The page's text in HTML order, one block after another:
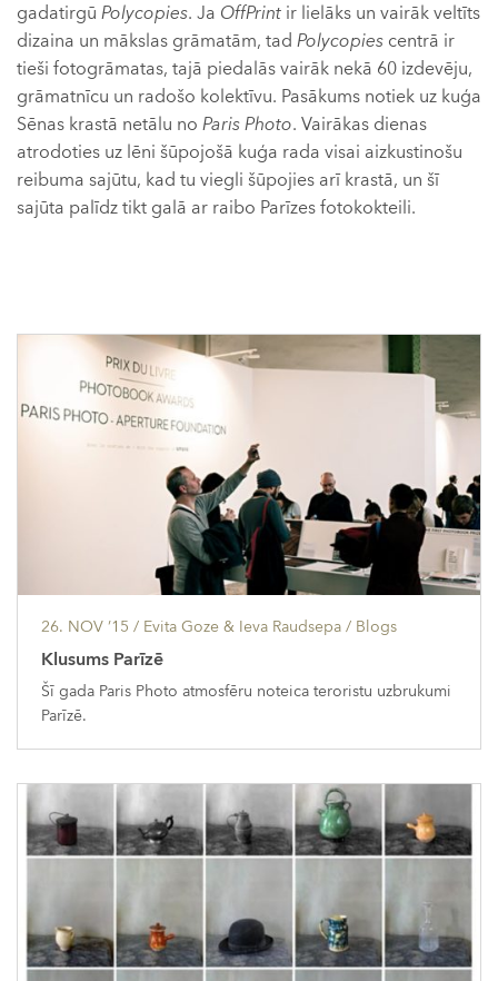
gadatirgū Polycopies. Ja OffPrint ir lielāks un vairāk veltīts
dizaina un mākslas grāmatām, tad Polycopies centrā ir
tieši fotogrāmatas, tajā piedalās vairāk nekā 60 izdevēju,
grāmatnīcu un radošo kolektīvu. Pasākums notiek uz kuģa
Sēnas krastā netālu no Paris Photo. Vairākas dienas
atrodoties uz lēni šūpojošā kuģa rada visai aizkustinošu
reibuma sajūtu, kad tu viegli šūpojies arī krastā, un šī
sajūta palīdz tikt galā ar raibo Parīzes fotokokteili.
26. NOV ’15 / Evita Goze & Ieva Raudsepa / Blogs
Klusums Parīzē
Šī gada Paris Photo atmosfēru noteica teroristu uzbrukumi
Parīzē.